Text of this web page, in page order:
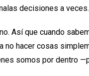
decisiones a veces.
Así que cuando
no hacer cosas
somos por dentro